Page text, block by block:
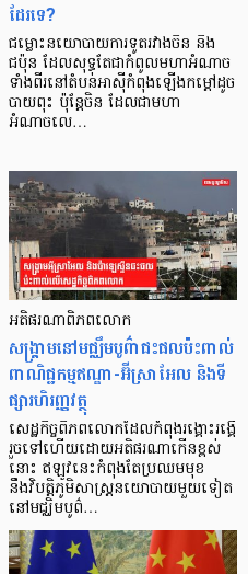
ដែរទេ?
ជម្លោះនយោបាយការទូតរវាងចិន និង
ជប៉ុន ដែលសុទ្ធតែជាកំពូលមហាអំណាច
ទាំងពីរនៅតំបន់អាស៊ីកំពុងឡើងកម្ដៅដូច
បាយពុះ ប៉ុន្តែចិន ដែលជាមហា
អំណាចលេ…
អតិផរណាពិភពលោក
សង្គ្រាមនៅមជ្ឈឹមបូព៌ាជះផលប៉ះពាល់
ពាណិជ្ជកម្មឥណ្ឌា-អ៊ីស្រាអែល និងទី
ផ្សារហិរញ្ញវត្ថុ
សេដ្ឋកិច្ចពិភពលោកដែលកំពុងរង្គោះរង្គើ
រួចទៅហើយដោយអតិផរណាកើនខ្ពស់
នោះ ឥឡូវនេះកំពុងតែប្រឈមមុខ
នឹងវិបត្តិភូមិសាស្ត្រនយោបាយមួយទៀត
នៅមជ្ឈិមបូព៌…